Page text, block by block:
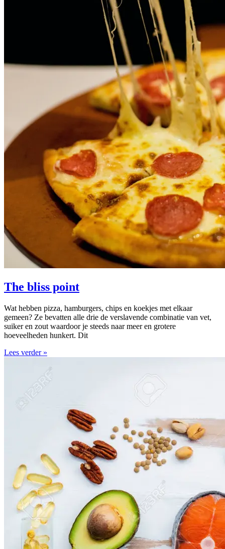
The bliss point
Wat hebben pizza, hamburgers, chips en koekjes met elkaar
gemeen? Ze bevatten alle drie de verslavende combinatie van vet,
suiker en zout waardoor je steeds naar meer en grotere
hoeveelheden hunkert. Dit
Lees verder »